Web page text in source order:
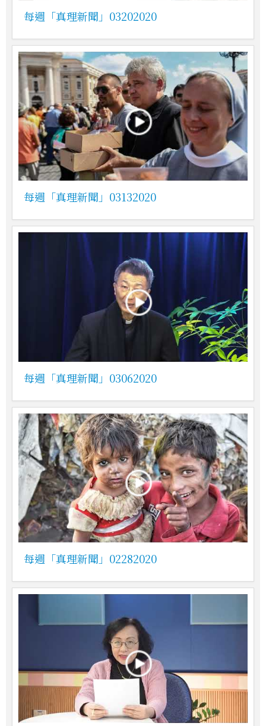
每週「真理新聞」03202020
每週「真理新聞」03132020
每週「真理新聞」03062020
每週「真理新聞」02282020